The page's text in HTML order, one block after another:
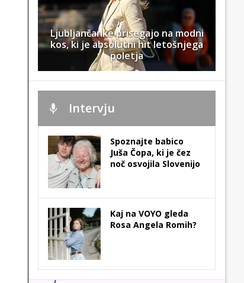
Ljubljančanke prisegajo na modni
kos, ki je absolutni hit letošnjega
poletja
Intervju
Spoznajte babico
Juša Čopa, ki je čez
noč osvojila Slovenijo
Kaj na VOYO gleda
Rosa Angela Romih?